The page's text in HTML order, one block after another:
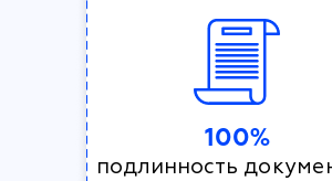
100%
подлинность